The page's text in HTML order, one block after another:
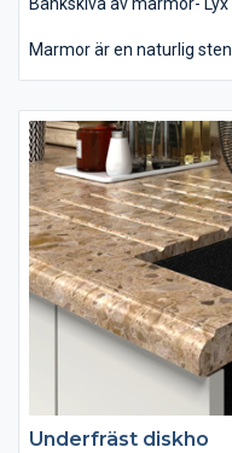
Marmor är en naturlig
samband med rätt
Som dekoration kan man
designelement på öppna
finns ett brett utbud av
– allt mellan ljusvita till
mörka färger starkare än
vilket gör den tåligare för
med speciella medel
och hålla dess fina glans.
Underfräst diskho